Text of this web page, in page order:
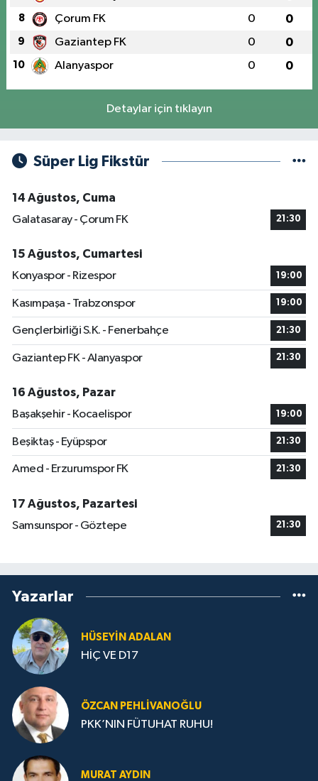
8 Çorum FK 0 0
9 Gaziantep FK 0 0
10 Alanyaspor 0 0
Detaylar için tıklayın
Süper Lig Fikstür
14 Ağustos, Cuma
Galatasaray - Çorum FK
21:30
15 Ağustos, Cumartesi
Konyaspor - Rizespor
19:00
Kasımpaşa - Trabzonspor 19:00
Gençlerbirliği S.K. - Fenerbahçe 21:30
Gaziantep FK - Alanyaspor 21:30
16 Ağustos, Pazar
Başakşehir - Kocaelispor
19:00
Beşiktaş - Eyüpspor 21:30
Amed - Erzurumspor FK 21:30
17 Ağustos, Pazartesi
Samsunspor - Göztepe
21:30
Yazarlar
HÜSEYIN ADALAN
HİÇ VE D17
ÖZCAN PEHLIVANOĞLU
PKK’NIN FÜTUHAT RUHU!
MURAT AYDIN